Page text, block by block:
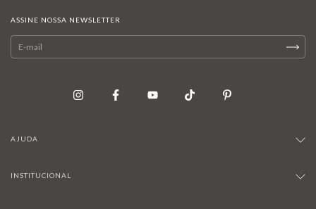
ASSINE NOSSA NEWSLETTER
AJUDA
INSTITUCIONAL